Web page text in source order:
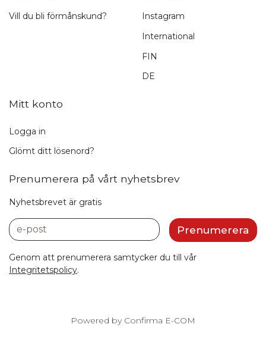
Vill du bli förmånskund?
Instagram
International
FIN
DE
Mitt konto
Logga in
Glömt ditt lösenord?
Prenumerera på vårt nyhetsbrev
Nyhetsbrevet är gratis
e-post
Prenumerera
Genom att prenumerera samtycker du till vår
Integritetspolicy.
Powered by Confirma E-COM